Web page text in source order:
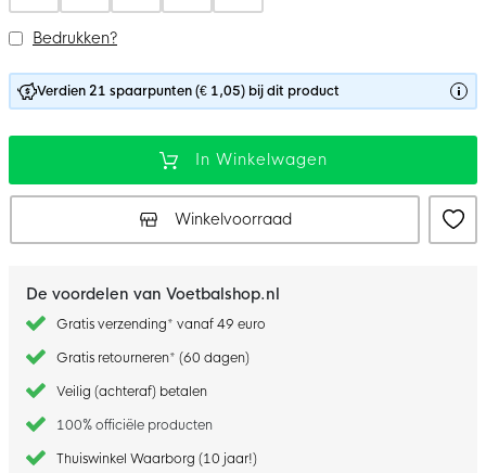
Bedrukken?
Verdien 21 spaarpunten (€ 1,05) bij dit product
In Winkelwagen
Winkelvoorraad
De voordelen van Voetbalshop.nl
Gratis verzending* vanaf 49 euro
Gratis retourneren* (60 dagen)
Veilig (achteraf) betalen
100% officiële producten
Thuiswinkel Waarborg (10 jaar!)